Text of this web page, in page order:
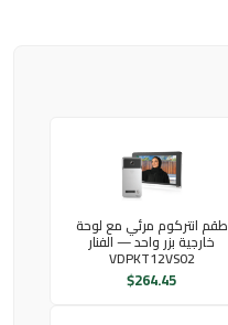
طقم انتركوم مرئي مع لوحة
خارجية بزر واحد — الفنار
VDPKT12VS02
$264.45